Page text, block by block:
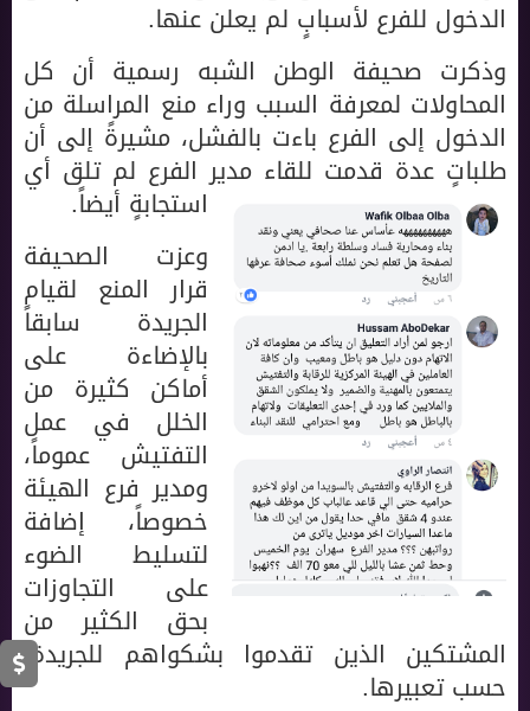
الدخول للفرع لأسبابٍ لم يعلن عنها.
وذكرت صحيفة الوطن الشبه رسمية أن كل
المحاولات لمعرفة السبب وراء منع المراسلة من
الدخول إلى الفرع باءت بالفشل، مشيرةً إلى أن
طلباتٍ عدة قدمت للقاء مدير الفرع لم تلق أي
استجابةٍ أيضاً.
وعزت الصحيفة
قرار المنع لقيام
الجريدة سابقاً
بالإضاءة على
أماكن كثيرة من
الخلل في عمل
التفتيش عموماً،
ومدير فرع الهيئة
خصوصاً، إضافة
لتسليط الضوء
على التجاوزات
بحق الكثير من
المشتكين الذين تقدموا بشكواهم للجريدة،
حسب تعبيرها.